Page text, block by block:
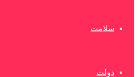
سلامت
دولت